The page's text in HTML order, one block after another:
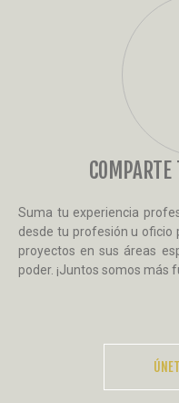
Suma tu experiencia
desde tu profesión u oficio
proyectos en sus áreas
poder. ¡Juntos somos más